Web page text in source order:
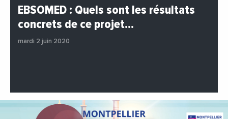
#BuzzNews
#Decideurs
#Entreprises
#Institutions
EBSOMED : Quels sont les résultats
concrets de ce projet…
mardi 2 juin 2020